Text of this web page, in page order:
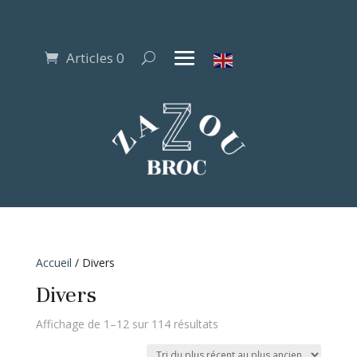
Articles 0
Accueil / Divers
Divers
Affichage de 1–12 sur 114 résultatsTrié